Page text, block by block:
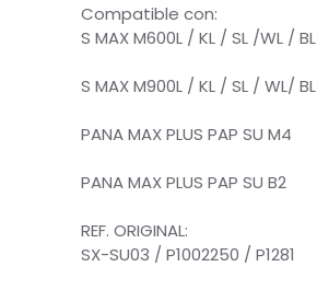
Compatible con:
S MAX M600L / KL / SL /WL / BL
S MAX M900L / KL / SL / WL/ BL
PANA MAX PLUS PAP SU M4
PANA MAX PLUS PAP SU B2
REF. ORIGINAL:
SX-SU03 / P1002250 / P1281